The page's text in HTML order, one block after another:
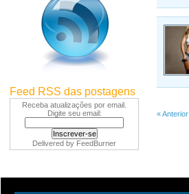
Feed RSS das postagens
Receba atualizações por email.
Digite seu email:
Delivered by FeedBurner
« Anterior